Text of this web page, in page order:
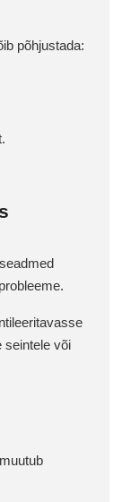
põhjustada:
seintele või